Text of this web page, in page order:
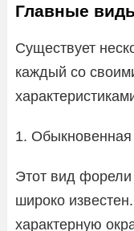
Главные
Существует
каждый со
1.
Этот вид форели
широко
характерную